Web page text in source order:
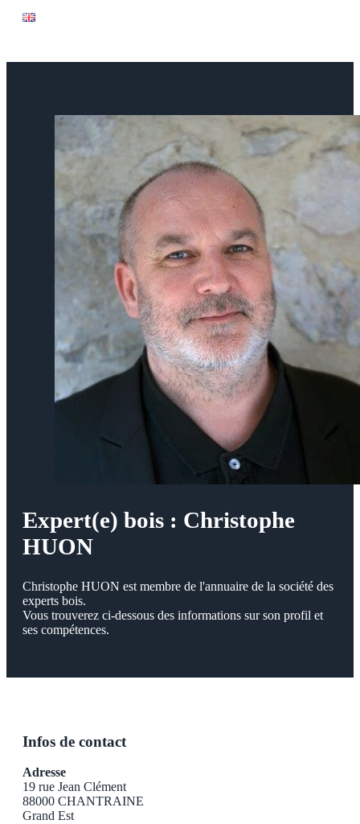
Expert(e) bois : Christophe
HUON
Christophe HUON est membre de l'annuaire de la société des
experts bois.
Vous trouverez ci-dessous des informations sur son profil et
ses compétences.
Infos de contact
Adresse
19 rue Jean Clément
88000 CHANTRAINE
Grand Est